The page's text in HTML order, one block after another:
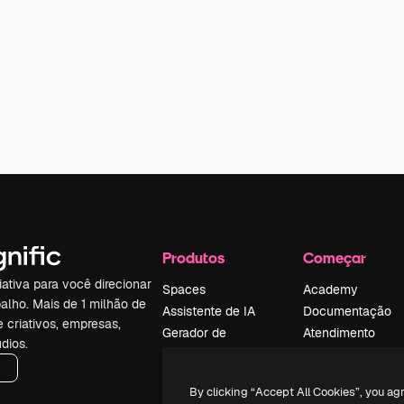
para você direcionar
Mais de 1 milhão de
criativos, empresas,
Produtos
Spaces
Assistente de IA
Gerador de
Texto para voz
Começar
Academy
Documentação
Atendimento
Política de
By clicking “Accept All Cookies”, you